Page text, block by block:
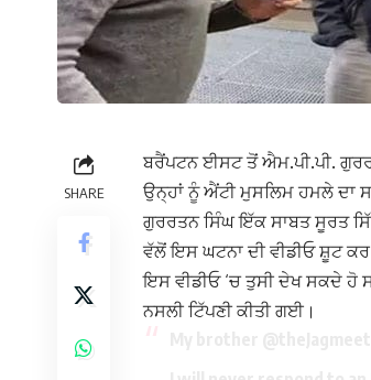
SHARE
ਬਰੈਂਪਟਨ ਈਸਟ ਤੋਂ ਐਮ.ਪੀ.ਪੀ.
ਉਨ੍ਹਾਂ ਨੂੰ ਐਂਟੀ ਮੁਸਲਿਮ ਹਮਲੇ ਦਾ
ਗੁਰਰਤਨ ਸਿੰਘ ਇੱਕ ਸਾਬਤ ਸੂਰਤ
ਵੱਲੋਂ ਇਸ ਘਟਨਾ ਦੀ ਵੀਡੀਓ ਸ਼ੂਟ
ਇਸ ਵੀਡੀਓ ‘ਚ ਤੁਸੀ ਦੇਖ ਸਕਦੇ ਹੋ
ਨਸਲੀ ਟਿੱਪਣੀ ਕੀਤੀ ਗਈ।